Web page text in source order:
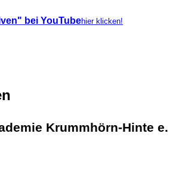
bei YouTubehier klicken!
Krummhörn-Hinte e.